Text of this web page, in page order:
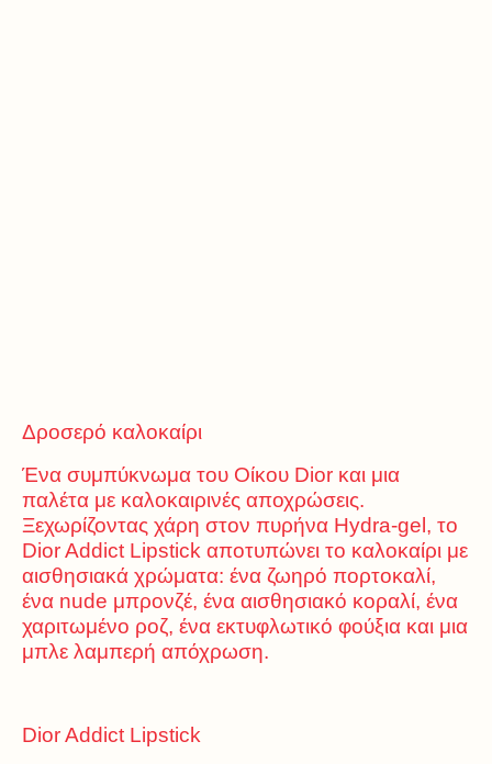
Δροσερό καλοκαίρι
Ένα συμπύκνωμα του Οίκου Dior και μια
παλέτα με καλοκαιρινές αποχρώσεις.
Ξεχωρίζοντας χάρη στον πυρήνα Hydra-gel, το
Dior Addict Lipstick αποτυπώνει το καλοκαίρι με
αισθησιακά χρώματα: ένα ζωηρό πορτοκαλί,
ένα nude μπρονζέ, ένα αισθησιακό κοραλί, ένα
χαριτωμένο ροζ, ένα εκτυφλωτικό φούξια και μια
μπλε λαμπερή απόχρωση.
Dior Addict Lipstick